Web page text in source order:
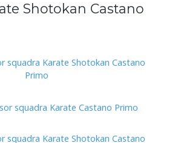
Shotokan Castano